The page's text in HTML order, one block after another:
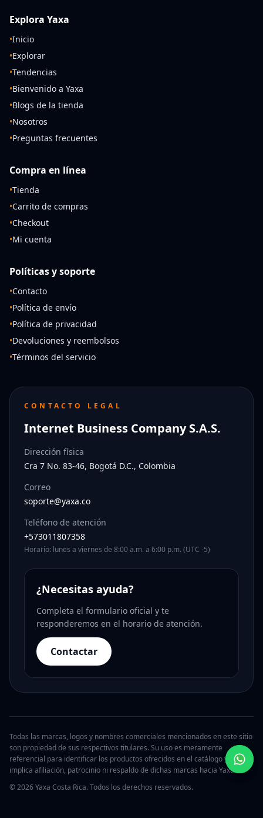
Explora Yaxa
•Inicio
•Explorar
•Tendencias
•Bienvenido a Yaxa
•Blogs de la tienda
•Nosotros
•Preguntas frecuentes
Compra en línea
•Tienda
•Carrito de compras
•Checkout
•Mi cuenta
Políticas y soporte
•Contacto
•Política de envío
•Política de privacidad
•Devoluciones y reembolsos
•Términos del servicio
CONTACTO LEGAL
Internet Business Company S.A.S.
Dirección física
Cra 7 No. 83-46, Bogotá D.C., Colombia
Correo
soporte@yaxa.co
Teléfono de atención
+573011807358
Horario: lunes a viernes de 8:00 a.m. a 6:00 p.m. (UTC -5)
¿Necesitas ayuda?
Completa el formulario oficial y te
responderemos en el horario de atención.
Contactar
Todas las marcas, logos y nombres comerciales mencionados en este sitio
son propiedad de sus respectivos titulares. Su uso es meramente
referencial para identificar los productos ofrecidos en el catálogo y no
implica afiliación, patrocinio ni respaldo de dichas marcas hacia Yaxa.
© 2026 Yaxa Costa Rica. Todos los derechos reservados.